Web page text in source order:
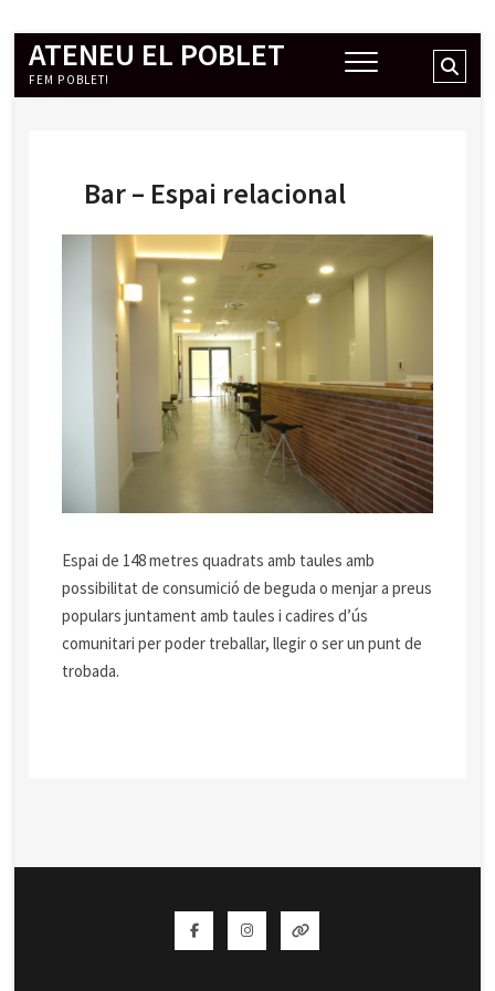
Skip
content
ATENEU EL POBLET
FEM POBLET!
…
Bar – Espai relacional
Espai de 148 metres quadrats amb taules amb
possibilitat de consumició de beguda o menjar a preus
populars juntament amb taules i cadires d’ús
comunitari per poder treballar, llegir o ser un punt de
trobada.
FacebookInstagram
Twitter